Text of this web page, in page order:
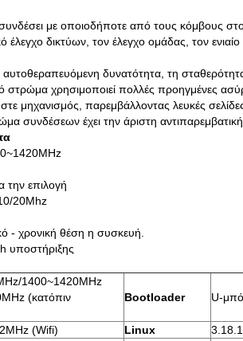
συνδέσει με οποιοδήποτε από τους
δικτύων, τον έλεγχο ομάδας, τον
αυτοθεραπευόμενη δυνατότητα, τη
χρησιμοποιεί πολλές προηγμένες
μηχανισμός, παρεμβάλλοντας λευκές
συνδέσεων έχει την άριστη
την επιλογή
20Mhz
- χρονική θέση η συσκευή.
υποστήριξης
1400~1420MHz
(κατόπιν
Bootloader U-
(Wifi) Linux